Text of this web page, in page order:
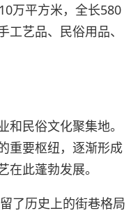
万平方米，全长580
艺品、民俗用品、
民俗文化聚集地。
重要枢纽，逐渐形成
此蓬勃发展。
了历史上的街巷格局